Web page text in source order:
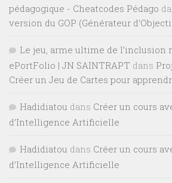
pédagogique - Cheatcodes Pédago
version du GOP (Générateur
Le jeu, arme ultime de l’inclusion
ePortFolio | JN SAINTRAPT dans
Créer un Jeu de Cartes pour
Hadidiatou dans Créer un cours
d’Intelligence Artificielle
Hadidiatou dans Créer un cours
d’Intelligence Artificielle